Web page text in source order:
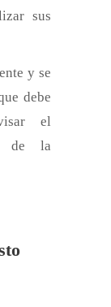
sus
y se
debe
el
de la